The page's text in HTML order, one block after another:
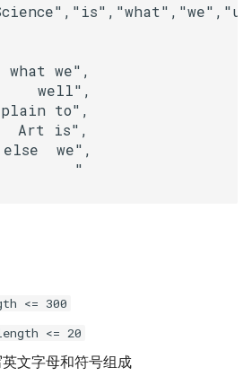
树 III
we",
well",
to",
Art is",
we",
"
<= 300
<= 20
文字母和符号组成